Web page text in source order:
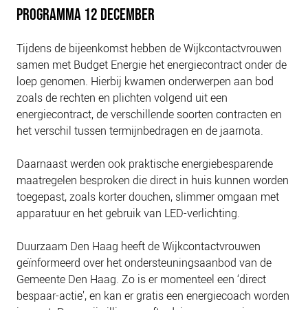
PROGRAMMA 12 DECEMBER
Tijdens de bijeenkomst hebben de Wijkcontactvrouwen
samen met Budget Energie het energiecontract onder de
loep genomen. Hierbij kwamen onderwerpen aan bod
zoals de rechten en plichten volgend uit een
energiecontract, de verschillende soorten contracten en
het verschil tussen termijnbedragen en de jaarnota.
Daarnaast werden ook praktische energiebesparende
maatregelen besproken die direct in huis kunnen worden
toegepast, zoals korter douchen, slimmer omgaan met
apparatuur en het gebruik van LED-verlichting.
Duurzaam Den Haag heeft de Wijkcontactvrouwen
geïnformeerd over het ondersteuningsaanbod van de
Gemeente Den Haag. Zo is er momenteel een ‘direct
bespaar-actie’, en kan er gratis een energiecoach worden